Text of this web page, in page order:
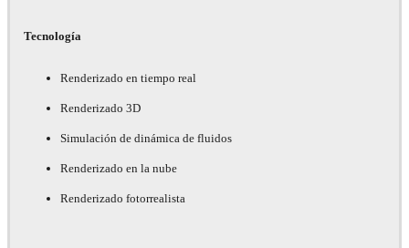
Tecnología
Renderizado en tiempo real
Renderizado 3D
Simulación de dinámica de fluidos
Renderizado en la nube
Renderizado fotorrealista